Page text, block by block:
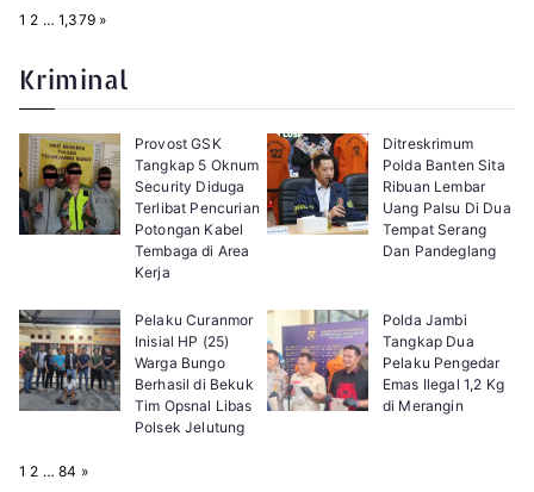
P
:
1 2 … 1,379 N
»
Kriminal
Provost GSK
Tangkap 5 Oknum
Security Diduga
Terlibat Pencurian
Potongan Kabel
Tembaga di Area
Kerja
Ditreskrimum
Polda Banten Sita
Ribuan Lembar
Uang Palsu Di Dua
Tempat Serang
Dan Pandeglang
Pelaku Curanmor
Inisial HP (25)
Warga Bungo
Berhasil di Bekuk
Tim Opsnal Libas
Polsek Jelutung
Polda Jambi
Tangkap Dua
Pelaku Pengedar
Emas Ilegal 1,2 Kg
di Merangin
P1 2 … 84 N
»